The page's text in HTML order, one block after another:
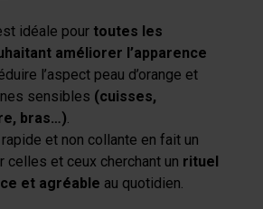
idéale pour toutes les
améliorer l’apparence
l’aspect peau d’orange et
sensibles (cuisses,
bras…).
et non collante en fait un
celles et ceux cherchant un rituel
et agréable au quotidien.